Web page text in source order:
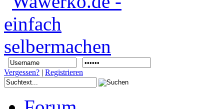
Vergessen? | Registrieren